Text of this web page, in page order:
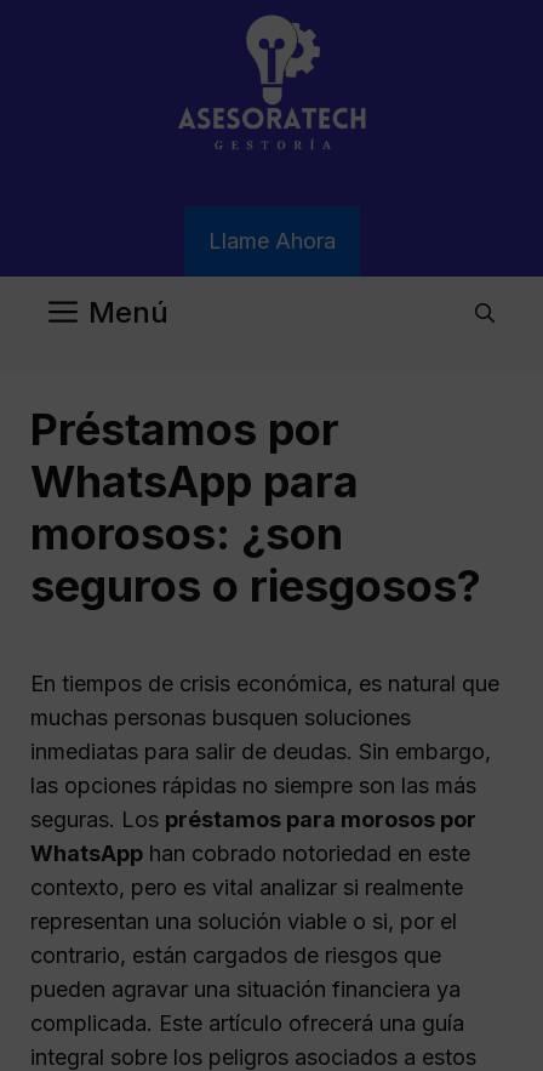
Llame Ahora
Menú
Préstamos por
WhatsApp para
morosos: ¿son
seguros o riesgosos?
En tiempos de crisis económica, es natural que
muchas personas busquen soluciones
inmediatas para salir de deudas. Sin embargo,
las opciones rápidas no siempre son las más
seguras. Los préstamos para morosos por
WhatsApp han cobrado notoriedad en este
contexto, pero es vital analizar si realmente
representan una solución viable o si, por el
contrario, están cargados de riesgos que
pueden agravar una situación financiera ya
complicada. Este artículo ofrecerá una guía
integral sobre los peligros asociados a estos